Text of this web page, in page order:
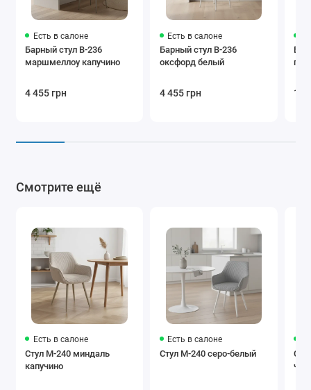
Есть в салоне
Барный стул B-236
маршмеллоу капучино
4 455 грн
Есть в салоне
Барный стул B-236
оксфорд белый
4 455 грн 18
Смотрите ещё
Есть в салоне
Стул M-240 миндаль
капучино
Есть в салоне
Стул M-240 серо-белый